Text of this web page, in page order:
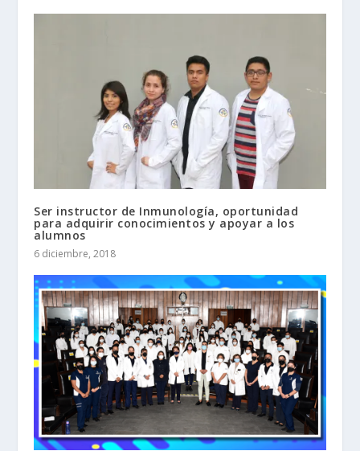
Ser instructor de Inmunología, oportunidad
para adquirir conocimientos y apoyar a los
alumnos
6 diciembre, 2018